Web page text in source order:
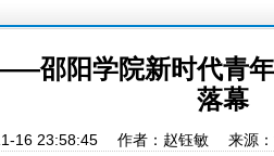
邵阳学院新时代青
落幕
16 23:58:45 作者：赵钰敏 来源